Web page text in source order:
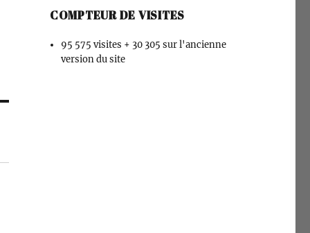
COMPTEUR DE VISITES
95 575 visites + 30 305 sur l'ancienne
version du site